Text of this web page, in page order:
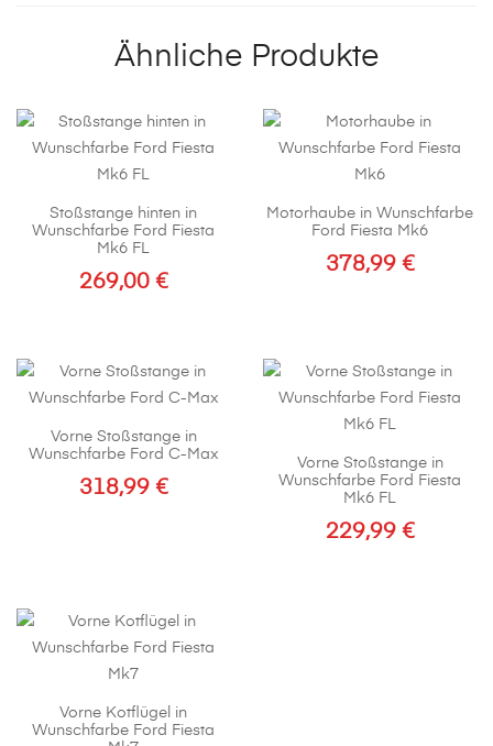
Ähnliche Produkte
Stoßstange hinten in
Wunschfarbe Ford Fiesta
Mk6 FL
269,00 €
Motorhaube in Wunschfarbe
Ford Fiesta Mk6
378,99 €
Vorne Stoßstange in
Wunschfarbe Ford C-Max
318,99 €
Vorne Stoßstange in
Wunschfarbe Ford Fiesta
Mk6 FL
229,99 €
Vorne Kotflügel in
Wunschfarbe Ford Fiesta